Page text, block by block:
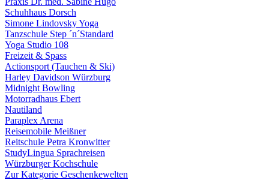
Schuhhaus Dorsch
Simone Lindovsky Yoga
Tanzschule Step ´n´Standard
Yoga Studio 108
Freizeit & Spass
Actionsport (Tauchen & Ski)
Harley Davidson Würzburg
Midnight Bowling
Motorradhaus Ebert
Nautiland
Paraplex Arena
Reisemobile Meißner
Reitschule Petra Kronwitter
StudyLingua Sprachreisen
Würzburger Kochschule
Zur Kategorie Geschenkewelten